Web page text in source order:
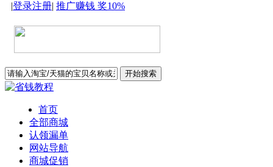
|登录注册| 推广赚钱 奖10%
开始搜索
首页
全部商城
认领漏单
网站导航
商城促销